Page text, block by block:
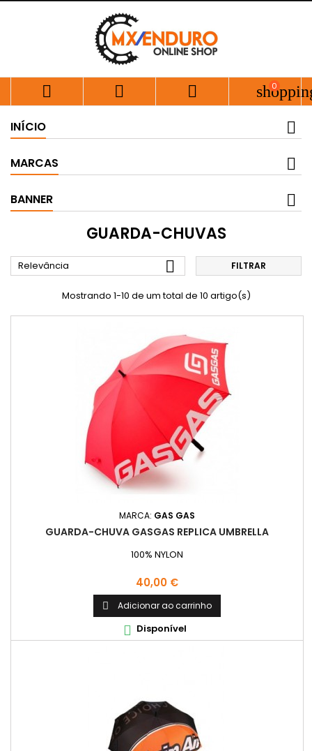
   0
INÍCIO
MARCAS
BANNER
GUARDA-CHUVAS
Relevância  FILTRAR
Mostrando 1-10 de um total de 10 artigo(s)
MARCA: GAS GAS
GUARDA-CHUVA GASGAS REPLICA UMBRELLA
100% NYLON
Preço
40,00 €
 Adicionar ao carrinho
 Disponível